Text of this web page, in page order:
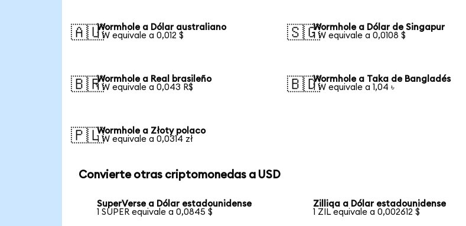
🇦🇺Wormhole a Dólar australiano
1 W equivale a 0,012 $
🇸🇬Wormhole a Dólar de Singapur
1 W equivale a 0,0108 $
🇧🇷Wormhole a Real brasileño
1 W equivale a 0,043 R$
🇧🇩Wormhole a Taka de Bangladés
1 W equivale a 1,04 ৳
🇵🇱Wormhole a Złoty polaco
1 W equivale a 0,0314 zł
Convierte otras criptomonedas a USD
SuperVerse a Dólar estadounidense
1 SUPER equivale a 0,0845 $
Zilliqa a Dólar estadounidense
1 ZIL equivale a 0,002612 $